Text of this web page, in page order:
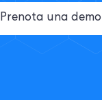
Prenota una demo